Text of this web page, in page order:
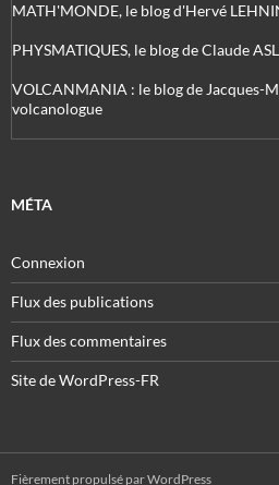
MATH'MONDE, le blog d'Hervé
PHYSMATIQUES, le blog de Claude
VOLCANMANIA : le blog de Jacques-
volcanologue
MÉTA
Connexion
Flux des publications
Flux des commentaires
Site de WordPress-FR
Fièrement propulsé par WordPress